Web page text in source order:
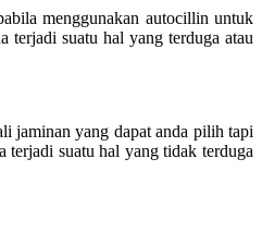
menggunakan autocillin untuk
terjadi suatu hal yang terduga atau
jaminan yang dapat anda pilih tapi
terjadi suatu hal yang tidak terduga